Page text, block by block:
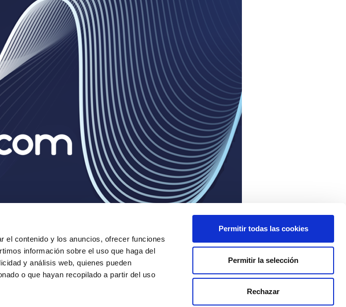
el contenido y los anuncios, ofrecer funciones
información sobre el uso que haga del
y análisis web, quienes pueden
o que hayan recopilado a partir del uso
Permitir todas las cookies
Permitir la selección
Rechazar